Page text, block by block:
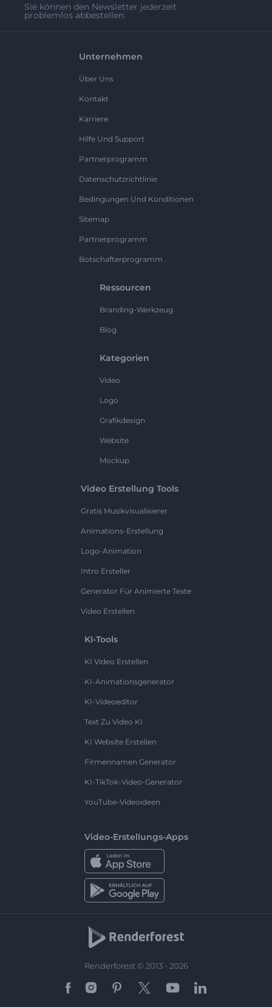
Sie können den Newsletter jederzeit
problemlos abbestellen.
Unternehmen
Über Uns
Kontakt
Karriere
Hilfe Und Support
Partnerprogramm
Datenschutzrichtlinie
Bedingungen Und Konditionen
Sitemap
Partnerprogramm
Botschafterprogramm
Ressourcen
Branding-Werkzeug
Blog
Kategorien
Video
Logo
Grafikdesign
Website
Mockup
Video Erstellung Tools
Gratis Musikvisualisierer
Animations-Erstellung
Logo-Animation
Intro Ersteller
Generator Für Animierte Texte
Video Erstellen
KI-Tools
KI Video Erstellen
KI-Animationsgenerator
KI-Videoeditor
Text Zu Video KI
KI Website Erstellen
Firmennamen Generator
KI-TikTok-Video-Generator
YouTube-Videoideen
Video-Erstellungs-Apps
Renderforest © 2013 - 2026